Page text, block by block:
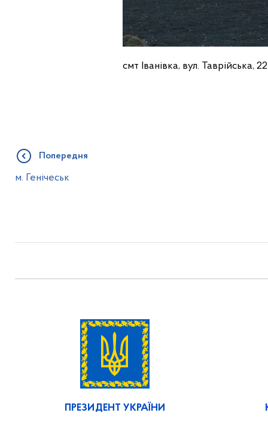
смт Іванівка, вул. Таврійська,
Попередня
м. Генічеськ
ПРЕЗИДЕНТ УКРАЇНИ